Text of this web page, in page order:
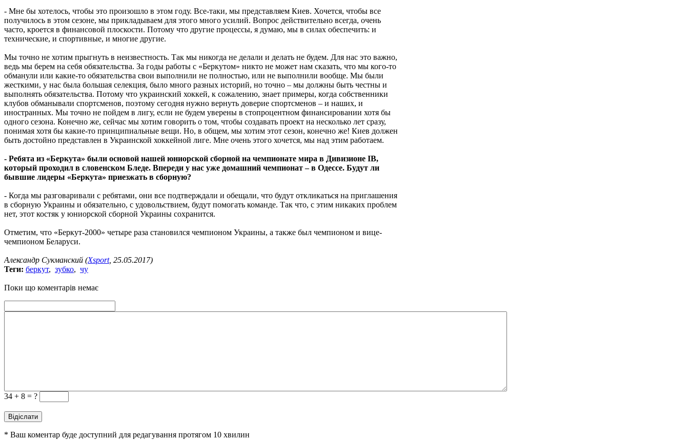
- Мне бы хотелось, чтобы это произошло в этом году. Все-таки, мы представляем Киев. Хочется, чтобы все
получилось в этом сезоне, мы прикладываем для этого много усилий. Вопрос действительно всегда, очень
часто, кроется в финансовой плоскости. Потому что другие процессы, я думаю, мы в силах обеспечить: и
технические, и спортивные, и многие другие.
Мы точно не хотим прыгнуть в неизвестность. Так мы никогда не делали и делать не будем. Для нас это важно,
ведь мы берем на себя обязательства. За годы работы с «Беркутом» никто не может нам сказать, что мы кого-то
обманули или какие-то обязательства свои выполнили не полностью, или не выполнили вообще. Мы были
жесткими, у нас была большая селекция, было много разных историй, но точно – мы должны быть честны и
выполнять обязательства. Потому что украинский хоккей, к сожалению, знает примеры, когда собственники
клубов обманывали спортсменов, поэтому сегодня нужно вернуть доверие спортсменов – и наших, и
иностранных. Мы точно не пойдем в лигу, если не будем уверены в стопроцентном финансировании хотя бы
одного сезона. Конечно же, сейчас мы хотим говорить о том, чтобы создавать проект на несколько лет сразу,
понимая хотя бы какие-то принципиальные вещи. Но, в общем, мы хотим этот сезон, конечно же! Киев должен
быть достойно представлен в Украинской хоккейной лиге. Мне очень этого хочется, мы над этим работаем.
- Ребята из «Беркута» были основой нашей юниорской сборной на чемпионате мира в Дивизионе IB,
который проходил в словенском Бледе. Впереди у нас уже домашний чемпионат – в Одессе. Будут ли
бывшие лидеры «Беркута» приезжать в сборную?
- Когда мы разговаривали с ребятами, они все подтверждали и обещали, что будут откликаться на приглашения
в сборную Украины и обязательно, с удовольствием, будут помогать команде. Так что, с этим никаких проблем
нет, этот костяк у юниорской сборной Украины сохранится.
Отметим, что «Беркут-2000» четыре раза становился чемпионом Украины, а также был чемпионом и вице-
чемпионом Беларуси.
Александр Сукманский (Xsport, 25.05.2017)
Теги: беркут, зубко, чу
Поки що коментарів немає
34 + 8 = ?
* Ваш коментар буде доступний для редагування протягом 10 хвилин